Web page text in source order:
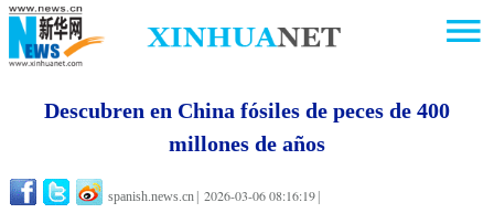
Descubren en China fósiles de peces de 400
millones de años
spanish.news.cn 2026-03-06 08:16:19